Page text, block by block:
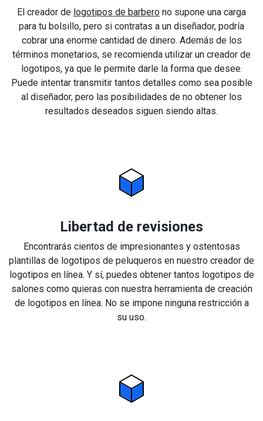
El creador de logotipos de barbero no supone una carga
para tu bolsillo, pero si contratas a un diseñador, podría
cobrar una enorme cantidad de dinero. Además de los
términos monetarios, se recomienda utilizar un creador de
logotipos, ya que le permite darle la forma que desee.
Puede intentar transmitir tantos detalles como sea posible
al diseñador, pero las posibilidades de no obtener los
resultados deseados siguen siendo altas.
Libertad de revisiones
Encontrarás cientos de impresionantes y ostentosas
plantillas de logotipos de peluqueros en nuestro creador de
logotipos en línea. Y sí, puedes obtener tantos logotipos de
salones como quieras con nuestra herramienta de creación
de logotipos en línea. No se impone ninguna restricción a
su uso.